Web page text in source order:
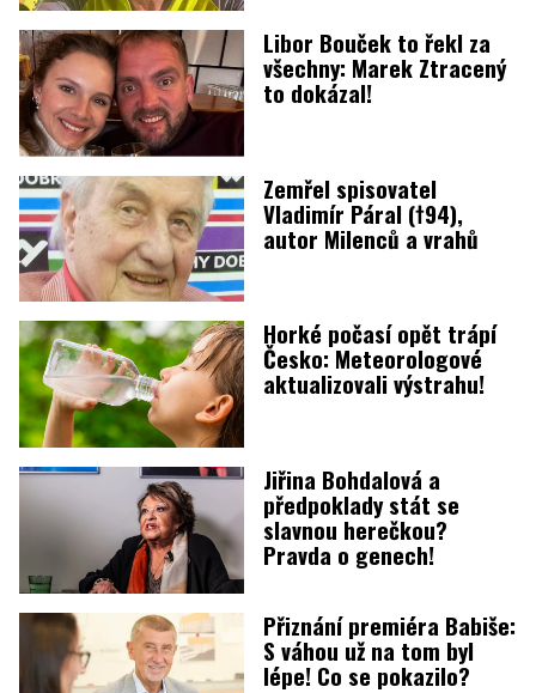
Libor Bouček to řekl za
všechny: Marek Ztracený
to dokázal!
Zemřel spisovatel
Vladimír Páral (†94),
autor Milenců a vrahů
Horké počasí opět trápí
Česko: Meteorologové
aktualizovali výstrahu!
Jiřina Bohdalová a
předpoklady stát se
slavnou herečkou?
Pravda o genech!
Přiznání premiéra Babiše:
S váhou už na tom byl
lépe! Co se pokazilo?